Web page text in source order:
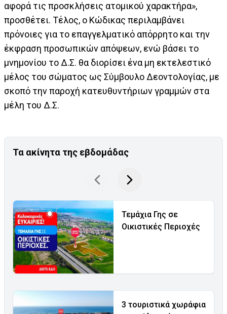
αφορά τις προσκλήσεις ατομικού χαρακτήρα»,
προσθέτει. Τέλος, ο Κώδικας περιλαμβάνει
πρόνοιες για το επαγγελματικό απόρρητο και την
έκφραση προσωπικών απόψεων, ενώ βάσει το
μνημονίου το Δ.Σ. θα διορίσει ένα μη εκτελεστικό
μέλος του σώματος ως Σύμβουλο Δεοντολογίας, με
σκοπό την παροχή κατευθυντήριων γραμμών στα
μέλη του Δ.Σ.
Τα ακίνητα της εβδομάδας
Τεμάχια Γης σε
Οικιστικές Περιοχές
3 τουριστικά χωράφια